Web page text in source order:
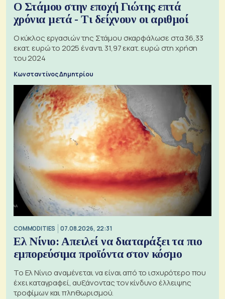
Ο Στάμου στην εποχή Γιώτης επτά
χρόνια μετά - Τι δείχνουν οι αριθμοί
Ο κύκλος εργασιών της Στάμου σκαρφάλωσε στα 36,33
εκατ. ευρώ το 2025 έναντι 31,97 εκατ. ευρώ στη χρήση
του 2024
Κωνσταντίνος Δημητρίου
COMMODITIES 07.08.2026, 22:31
Ελ Νίνιο: Απειλεί να διαταράξει τα πιο
εμπορεύσιμα προϊόντα στον κόσμο
Το Ελ Νίνιο αναμένεται να είναι από το ισχυρότερο που
έχει καταγραφεί, αυξάνοντας τον κίνδυνο έλλειψης
τροφίμων και πληθωρισμού.